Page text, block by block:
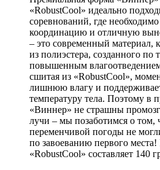
«RobustСool» идеально
соревнований, где
координацию и отличную
– это современный материал,
из полиэстера, созданного по
повышенным
сшитая из «RobustСool»,
лишнюю влагу и
температуру тела. Поэтому в
«Виннер» не страшны
лучи – мы позаботимся о том,
переменчивой погоды не
по завоеванию первого
«RobustСool» составляет 140